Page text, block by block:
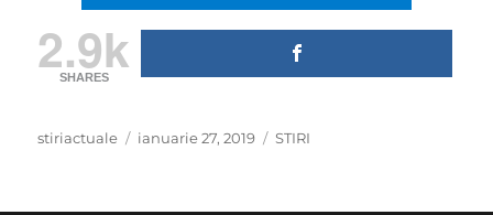
2.9k
SHARES
Author
stiriactuale
Posted
ianuarie 27, 2019 Categories
STIRI